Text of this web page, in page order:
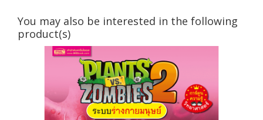
You may also be interested in the following
product(s)